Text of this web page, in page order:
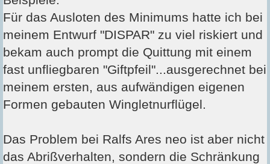
Für das Ausloten des Minimums hatte ich bei
meinem Entwurf "DISPAR" zu viel riskiert und
bekam auch prompt die Quittung mit einem
fast unfliegbaren "Giftpfeil"...ausgerechnet bei
meinem ersten, aus aufwändigen eigenen
Formen gebauten Wingletnurflügel.
Das Problem bei Ralfs Ares neo ist aber nicht
das Abrißverhalten, sondern die Schränkung